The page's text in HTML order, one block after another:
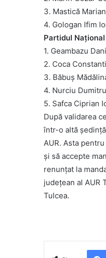
3. Mastică
4. Gologan Ifim
Partidul
1. Geambazu
2. Coca
3. Băbuș
4. Nurciu Dumitru
5. Safca Ciprian
După validarea
într-o altă
AUR. Asta
și să accepte
renunțat la
județean al AUR
Tulcea.